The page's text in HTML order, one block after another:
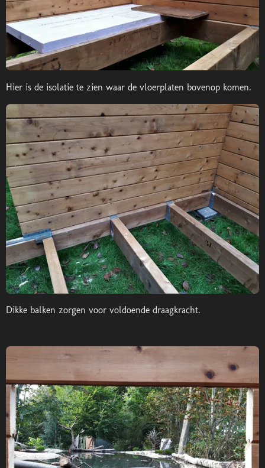
Hier is de isolatie te zien waar de vloerplaten bovenop komen.
Dikke balken zorgen voor voldoende draagkracht.